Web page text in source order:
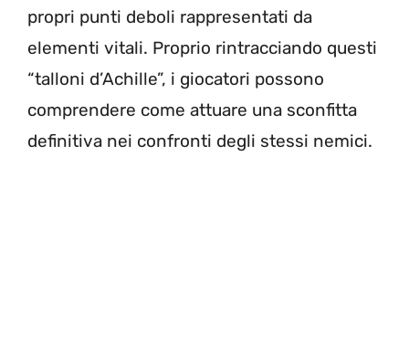
propri punti deboli rappresentati da
elementi vitali. Proprio rintracciando questi
“talloni d’Achille”, i giocatori possono
comprendere come attuare una sconfitta
definitiva nei confronti degli stessi nemici.